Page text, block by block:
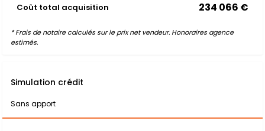
Coût total acquisition 234 066 €
* Frais de notaire calculés sur le prix net vendeur. Honoraires agence
estimés.
Simulation crédit
Sans apport